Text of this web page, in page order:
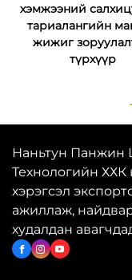
хэмжээний
тариалангийн
жижиг
түрхүүр
Наньтун Панжин
Технологийн ХХК
хэрэгсэл
ажиллаж,
худалдан